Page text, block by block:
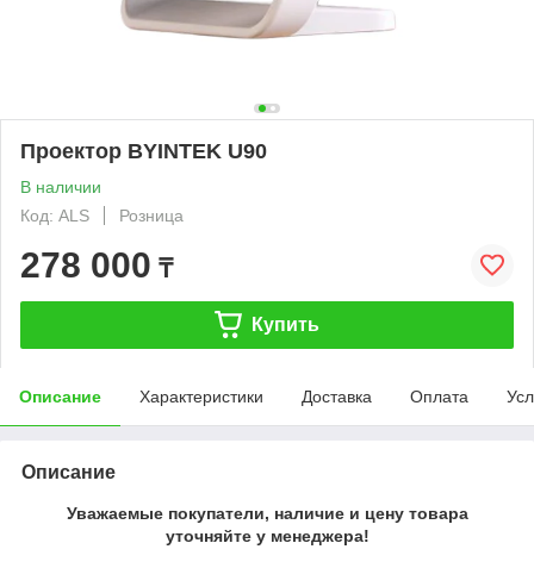
Проектор BYINTEK U90
В наличии
Код: ALS
Розница
278 000 ₸
Купить
Описание Характеристики Доставка Оплата
Описание
Уважаемые покупатели, наличие и цену товара
уточняйте у менеджера!